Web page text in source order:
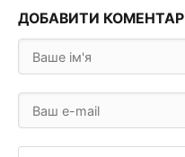
ДОБАВИТИ КОМЕНТАР